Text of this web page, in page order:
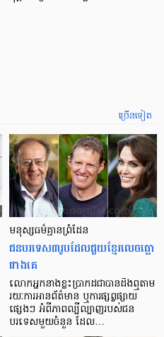
ច្រើនទៀត
មនុស្ស​ធម៌​គ្មាន​ព្រំដែន
ជន​បរទេស​៣​រូប​ដែល​ជួយ​ខ្មែរ​លេច​ធ្លោ​
ជាង​គេ
លោកអ្នក​នាង​ខ្លះ​ប្រាកដ​ជា​បាន​​ដឹង​ឮ​តាម​
រយៈ​ការ​អាន​ព័ត៌មាន ឬ​ការ​ផ្សព្វផ្សាយ​
ផ្សេងៗ អំពី​ភាព​ល្បីល្បាញ​របស់​ជន​
បរទេស​មួយ​ចំនួន ដែល…